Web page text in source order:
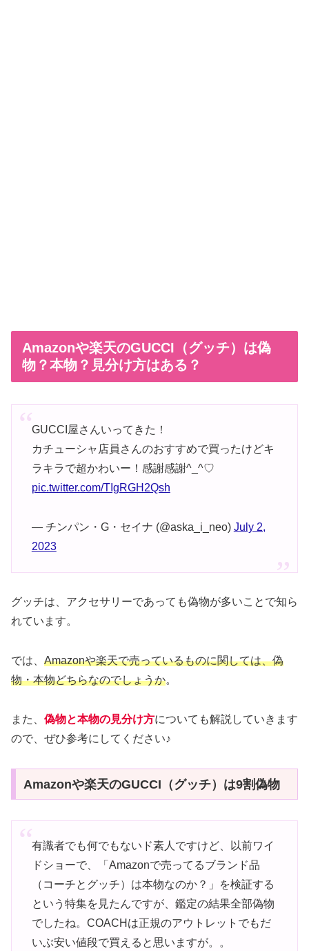
Amazonや楽天のGUCCI（グッチ）は偽
物？本物？見分け方はある？
GUCCI屋さんいってきた！
カチューシャ店員さんのおすすめで買ったけどキ
ラキラで超かわいー！感謝感謝^_^♡
pic.twitter.com/TIgRGH2Qsh
— チンパン・G・セイナ (@aska_i_neo) July 2,
2023
グッチは、アクセサリーであっても偽物が多いことで知ら
れています。
では、 Amazonや楽天で売っているものに関しては、偽
物・本物どちらなのでしょうか。
また、 偽物と本物の見分け方についても解説していきます
ので、ぜひ参考にしてください♪
Amazonや楽天のGUCCI（グッチ）は9割偽物
有識者でも何でもないド素人ですけど、以前ワイ
ドショーで、「Amazonで売ってるブランド品
（コーチとグッチ）は本物なのか？」を検証する
という特集を見たんですが、鑑定の結果全部偽物
でしたね。COACHは正規のアウトレットでもだ
いぶ安い値段で買えると思いますが。。